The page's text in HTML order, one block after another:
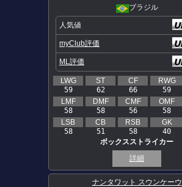
ブラジル
人気値
myClub評価
ML評価
LWG
59
ST
62
CF
66
RWG
59
LMF
58
DMF
58
CMF
56
OMF
58
LSB
58
CB
51
RSB
58
GK
40
ボックスストライカー
詳細
ナンタワット スウンケーウ